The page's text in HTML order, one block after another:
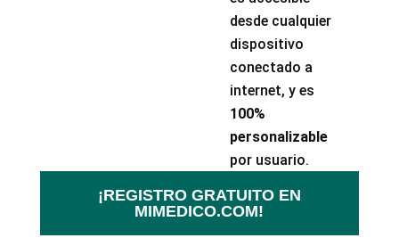
desde cualquier
dispositivo
conectado a
internet, y es
100%
personalizable
por usuario.
¡REGISTRO GRATUITO EN
MIMEDICO.COM!